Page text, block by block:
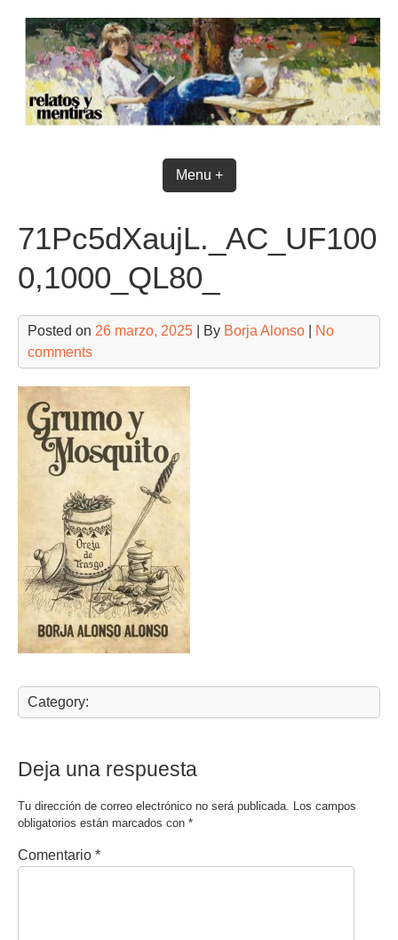
content
Menu +
71Pc5dXaujL._AC_UF100
0,1000_QL80_
Posted on 26 marzo, 2025 | By Borja Alonso
No
comments
Category:
Deja una respuesta
Tu dirección de correo electrónico no será publicada. Los campos
obligatorios están marcados con *
Comentario *